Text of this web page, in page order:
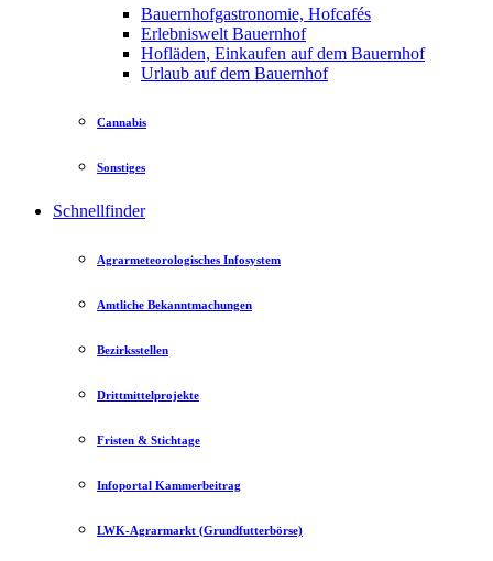
Bauernhofgastronomie, Hofcafés
Erlebniswelt Bauernhof
Hofläden, Einkaufen auf dem Bauernhof
Urlaub auf dem Bauernhof
Cannabis
Sonstiges
Schnellfinder
Agrarmeteorologisches Infosystem
Amtliche Bekanntmachungen
Bezirksstellen
Drittmittelprojekte
Fristen & Stichtage
Infoportal Kammerbeitrag
LWK-Agrarmarkt (Grundfutterbörse)